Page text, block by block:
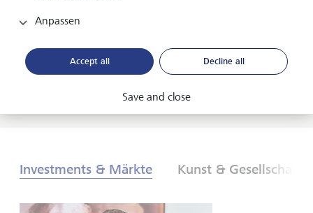
neuen globalen Ordnung. Was sind die Folgen für
unserem Global Investment Outlook 2026.
PDF herunterladen Mehr erfahren
Investments & Märkte Kunst & Gesellschaft
Anpassen
Accept all Decline all
Save and close